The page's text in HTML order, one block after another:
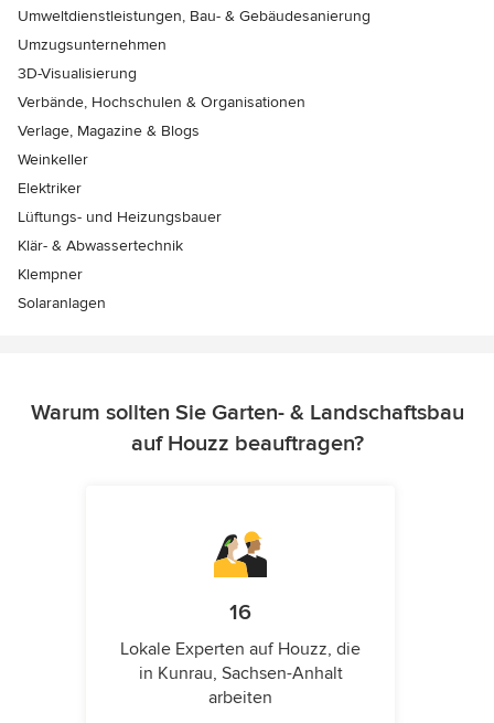
Umweltdienstleistungen, Bau- & Gebäudesanierung
Umzugsunternehmen
3D-Visualisierung
Verbände, Hochschulen & Organisationen
Verlage, Magazine & Blogs
Weinkeller
Elektriker
Lüftungs- und Heizungsbauer
Klär- & Abwassertechnik
Klempner
Solaranlagen
Warum sollten Sie Garten- & Landschaftsbau
auf Houzz beauftragen?
16
Lokale Experten auf Houzz, die
in Kunrau, Sachsen-Anhalt
arbeiten